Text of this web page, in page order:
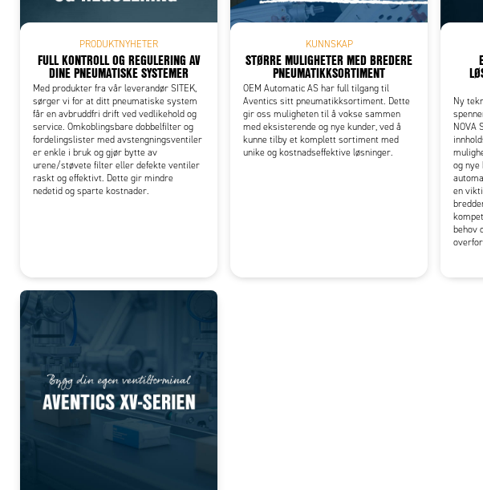
PRODUKTNYHETER
FULL KONTROLL OG REGULERING AV
DINE PNEUMATISKE SYSTEMER
Med produkter fra vår leverandør SITEK,
sørger vi for at ditt pneumatiske system
får en avbruddfri drift ved vedlikehold og
service. Omkoblingsbare dobbelfilter og
fordelingslister med avstengningsventiler
er enkle i bruk og gjør bytte av
urene/støvete filter eller defekte ventiler
raskt og effektivt. Dette gir mindre
nedetid og sparte kostnader.
KUNNSKAP
STØRRE MULIGHETER MED BREDERE
PNEUMATIKKSORTIMENT
OEM Automatic AS har full tilgang til
Aventics sitt pneumatikksortiment. Dette
gir oss muligheten til å vokse sammen
med eksisterende og nye kunder, ved å
kunne tilby et komplett sortiment med
unike og kostnadseffektive løsninger.
Ny
NOVA
og nye
en
behov